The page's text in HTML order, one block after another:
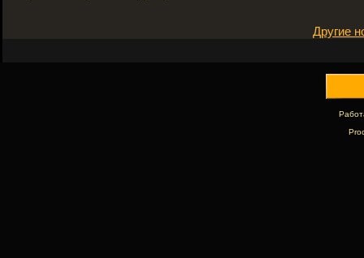
Другие